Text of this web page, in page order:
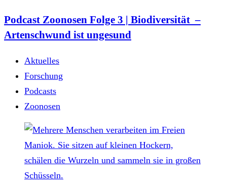
Podcast Zoonosen Folge 3 | Biodiversität –
Artenschwund ist ungesund
Aktuelles
Forschung
Podcasts
Zoonosen